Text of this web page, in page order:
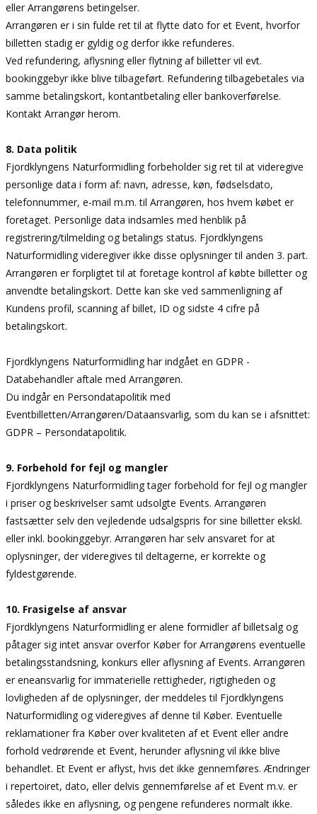
eller Arrangørens betingelser.
Arrangøren er i sin fulde ret til at flytte dato for et Event, hvorfor
billetten stadig er gyldig og derfor ikke refunderes.
Ved refundering, aflysning eller flytning af billetter vil evt.
bookinggebyr ikke blive tilbageført. Refundering tilbagebetales via
samme betalingskort, kontantbetaling eller bankoverførelse.
Kontakt Arrangør herom.
8. Data politik
Fjordklyngens Naturformidling forbeholder sig ret til at videregive
personlige data i form af: navn, adresse, køn, fødselsdato,
telefonnummer, e-mail m.m. til Arrangøren, hos hvem købet er
foretaget. Personlige data indsamles med henblik på
registrering/tilmelding og betalings status. Fjordklyngens
Naturformidling videregiver ikke disse oplysninger til anden 3. part.
Arrangøren er forpligtet til at foretage kontrol af købte billetter og
anvendte betalingskort. Dette kan ske ved sammenligning af
Kundens profil, scanning af billet, ID og sidste 4 cifre på
betalingskort.
Fjordklyngens Naturformidling har indgået en GDPR -
Databehandler aftale med Arrangøren.
Du indgår en Persondatapolitik med
Eventbilletten/Arrangøren/Dataansvarlig, som du kan se i afsnittet:
GDPR – Persondatapolitik.
9. Forbehold for fejl og mangler
Fjordklyngens Naturformidling tager forbehold for fejl og mangler
i priser og beskrivelser samt udsolgte Events. Arrangøren
fastsætter selv den vejledende udsalgspris for sine billetter ekskl.
eller inkl. bookinggebyr. Arrangøren har selv ansvaret for at
oplysninger, der videregives til deltagerne, er korrekte og
fyldestgørende.
10. Frasigelse af ansvar
Fjordklyngens Naturformidling er alene formidler af billetsalg og
påtager sig intet ansvar overfor Køber for Arrangørens eventuelle
betalingsstandsning, konkurs eller aflysning af Events. Arrangøren
er eneansvarlig for immaterielle rettigheder, rigtigheden og
lovligheden af de oplysninger, der meddeles til Fjordklyngens
Naturformidling og videregives af denne til Køber. Eventuelle
reklamationer fra Køber over kvaliteten af et Event eller andre
forhold vedrørende et Event, herunder aflysning vil ikke blive
behandlet. Et Event er aflyst, hvis det ikke gennemføres. Ændringer
i repertoiret, dato, eller delvis gennemførelse af et Event m.v. er
således ikke en aflysning, og pengene refunderes normalt ikke.